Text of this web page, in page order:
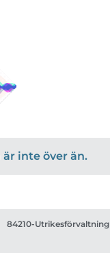
inte över än.
84210-Utrikesförvaltning